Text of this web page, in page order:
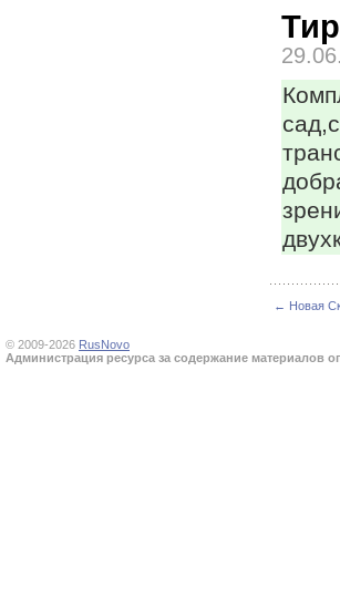
← Новая
© 2009-2026 RusNovo
Администрация ресурса за содержание материалов